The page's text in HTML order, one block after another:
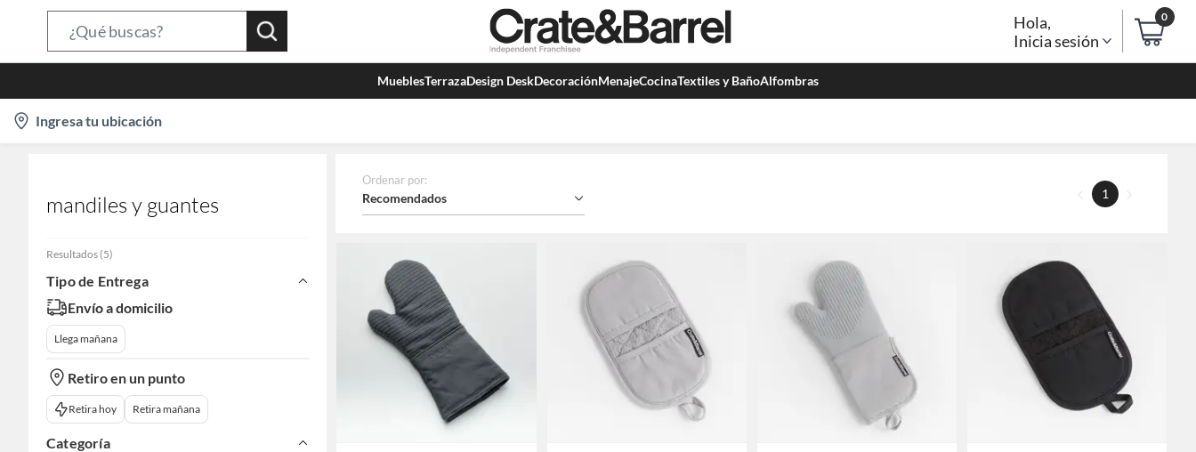
Bar
Hola,
Inicia sesión
0
MueblesTerrazaDesign DeskDecoraciónMenajeCocinaTextiles y BañoAlfombras
location-
icon
Ingresa tu ubicación
mandiles y guantes
Resultados (5)
Tipo de Entrega
Envío a domicilio
Llega mañana
Retiro en un punto
Retira hoy Retira mañana
Categoría
Ordenar por:
Recomendados 1